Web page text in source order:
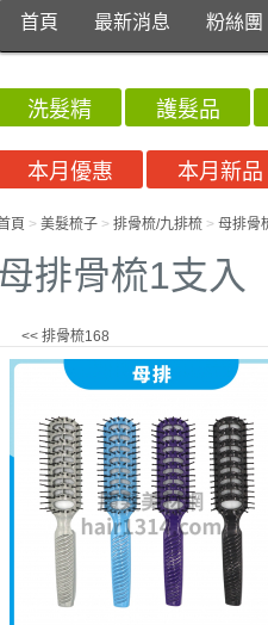
首頁 最新消息 粉絲團
洗髮精
護髮品
本月優惠
本月新品
頁 > 美髮梳子 > 排骨梳/九排梳 > 母排骨
排骨梳1支入
<< 排骨梳168